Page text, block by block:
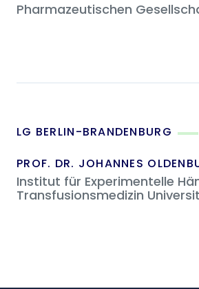
Pharmazeutischen
LG BERLIN-BRANDENBURG
PROF. DR. JOHANNES
Institut für Experimentelle
Transfusionsmedizin